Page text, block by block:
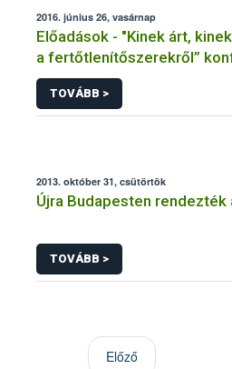
2016. június 26, vasárnap
Előadások - "Kinek árt,
a fertőtlenítőszerekről”
TOVÁBB >
2013. október 31, csütörtök
Újra Budapesten rendezték
TOVÁBB >
Előző